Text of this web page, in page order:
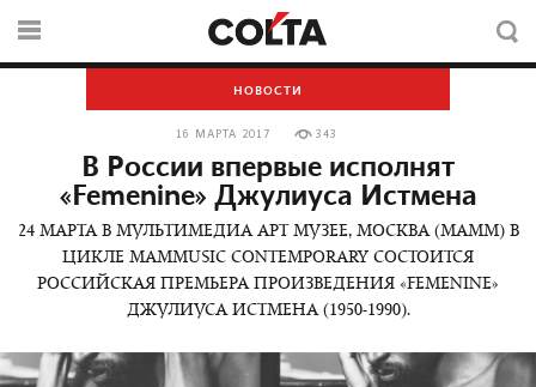
НОВОСТИ
16 МАРТА 2017 343
В России впервые исполнят
«Femenine» Джулиуса Истмена
24 МАРТА В МУЛЬТИМЕДИА АРТ МУЗЕЕ, МОСКВА (МАММ) В
ЦИКЛЕ MAMMUSIC CONTEMPORARY СОСТОИТСЯ
РОССИЙСКАЯ ПРЕМЬЕРА ПРОИЗВЕДЕНИЯ «FEMENINE»
ДЖУЛИУСА ИСТМЕНА (1950-1990).